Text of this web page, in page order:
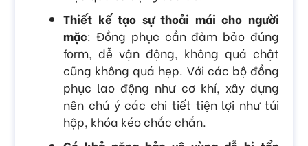
Thiết kế tạo sự thoải mái cho người
mặc: Đồng phục cần đảm bảo đúng
form, dễ vận động, không quá chật
cũng không quá hẹp. Với các bộ đồng
phục lao động như cơ khí, xây dựng
nên chú ý các chi tiết tiện lợi như túi
hộp, khóa kéo chắc chắn.